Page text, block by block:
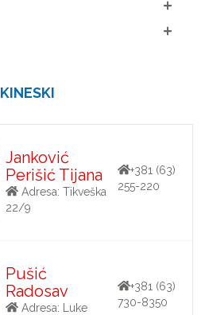
KINESKI
Janković
Perišić Tijana
Adresa: Tikveška
22/9
+381 (63)
255-220
Pušić
Radosav
Adresa: Luke
+381 (63)
730-8350